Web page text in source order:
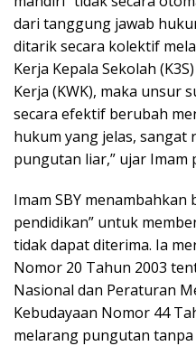
dari tanggung jawab
ditarik secara kolektif
Kerja Kepala Sekolah
Kerja (KWK), maka unsur
secara efektif berubah
hukum yang jelas, sangat
pungutan liar,” ujar Imam
Imam SBY menambahkan
pendidikan” untuk
tidak dapat diterima. Ia
Nomor 20 Tahun 2003
Nasional dan Peraturan
Kebudayaan Nomor 44
melarang pungutan